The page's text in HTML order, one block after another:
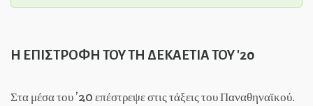
Η ΕΠΙΣΤΡΟΦΗ ΤΟΥ ΤΗ ΔΕΚΑΕΤΙΑ ΤΟΥ '20
Στα μέσα του ’20 επέστρεψε στις τάξεις του Παναθηναϊκού.